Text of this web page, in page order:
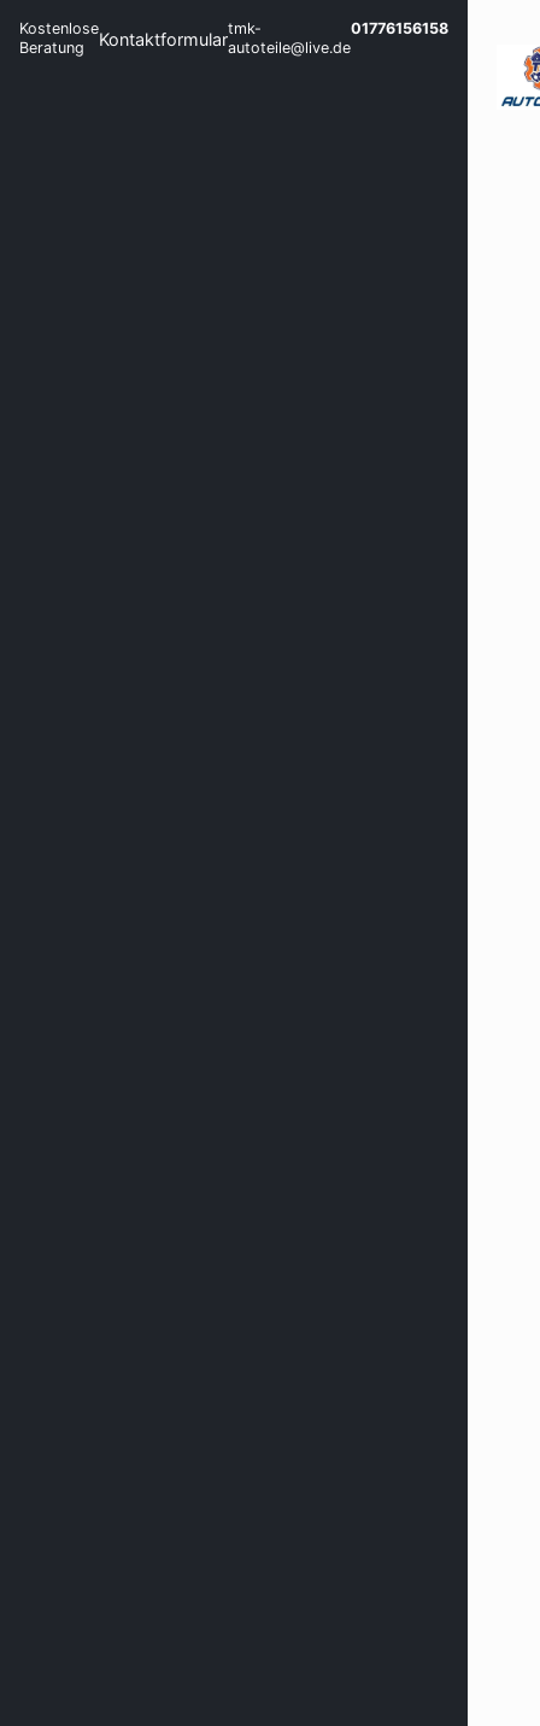
Kostenlose
Beratung
Kontaktformulartmk-
autoteile@live.de
01776156158